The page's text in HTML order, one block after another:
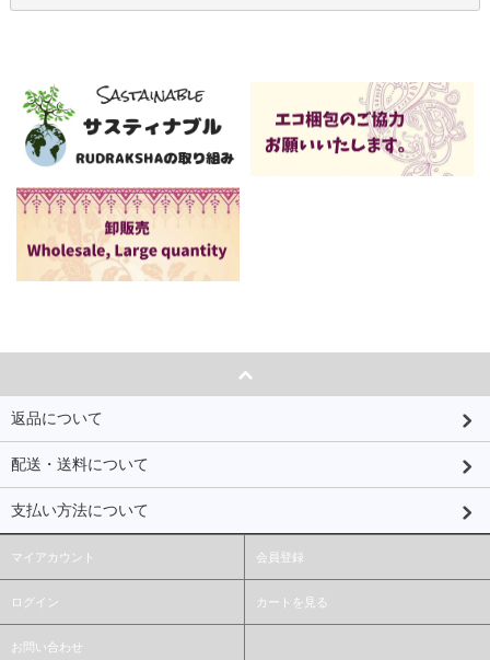
返品について
配送・送料について
支払い方法について
マイアカウント 会員登録
ログイン カートを見る
お問い合わせ